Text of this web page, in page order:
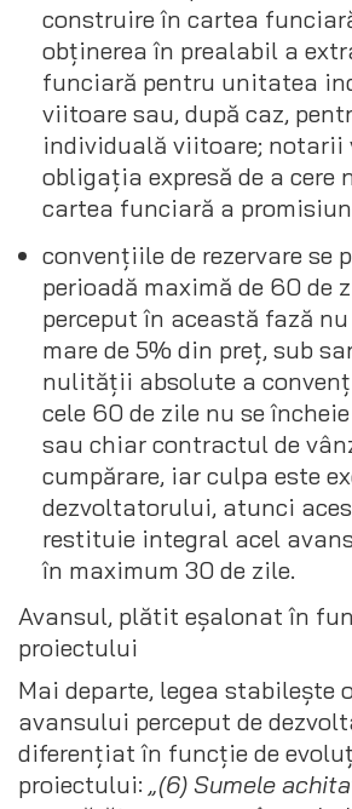
construire în cartea
obținerea în prealabil a
funciară pentru unitatea
viitoare sau, după caz,
individuală viitoare; notarii
obligația expresă de a cere
cartea funciară a
convențiile de rezervare se
perioadă maximă de 60 de
perceput în această fază
mare de 5% din preț, sub
nulității absolute a
cele 60 de zile nu se
sau chiar contractul de
cumpărare, iar culpa este
dezvoltatorului, atunci
restituie integral acel
în maximum 30 de zile.
Avansul, plătit eșalonat în
proiectului
Mai departe, legea stabilește
avansului perceput de
diferențiat în funcție de
proiectului: „(6) Sumele